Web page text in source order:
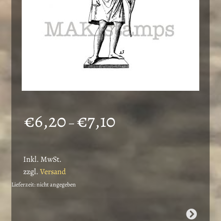
€6,20–€7,10Preisspanne:
Inkl. MwSt.
zzgl.Versand
Lieferzeit: nicht angegeben